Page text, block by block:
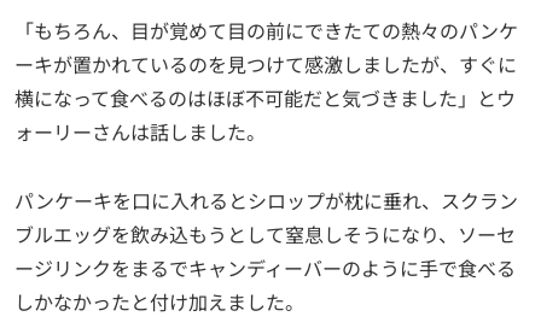
「もちろん、目が覚めて目の前にできたての熱々のパンケ
ーキが置かれているのを見つけて感激しましたが、すぐに
横になって食べるのはほぼ不可能だと気づきました」とウ
ォーリーさんは話しました。
パンケーキを口に入れるとシロップが枕に垂れ、スクラン
ブルエッグを飲み込もうとして窒息しそうになり、ソーセ
ージリンクをまるでキャンディーバーのように手で食べる
しかなかったと付け加えました。